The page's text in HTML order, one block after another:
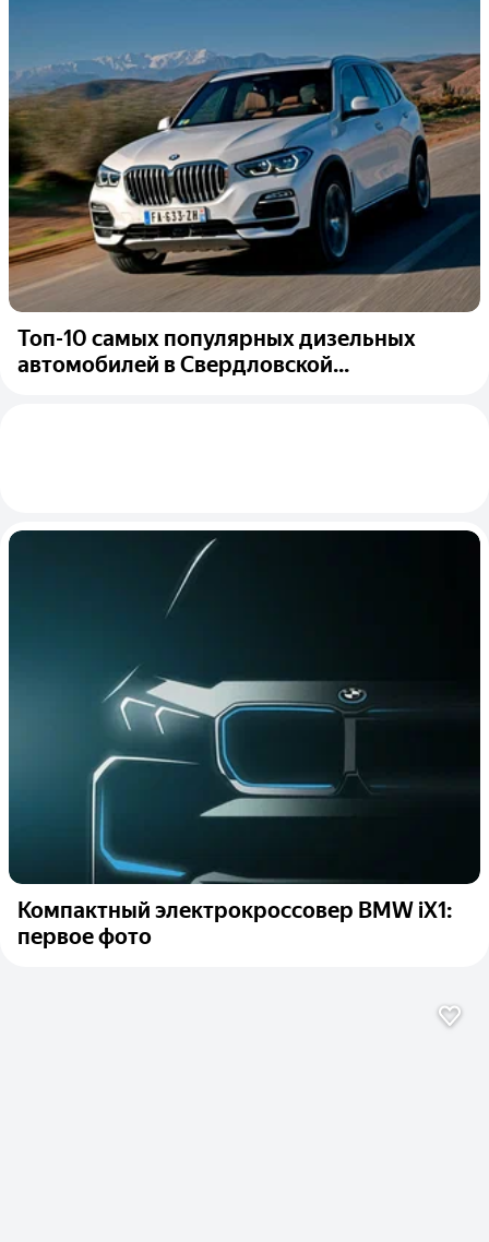
Топ-10 самых популярных дизельных
автомобилей в Свердловской...
Компактный электрокроссовер BMW iX1:
первое фото